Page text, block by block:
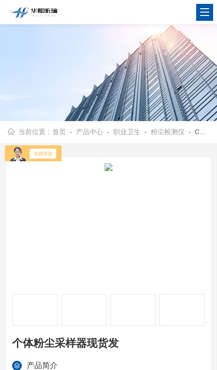
当前位置：首页 - 产品中心 -职业卫生 -粉尘检测仪 - CCZG-2A个体粉尘采样器现货发
个体粉尘采样器现货发
产品简介